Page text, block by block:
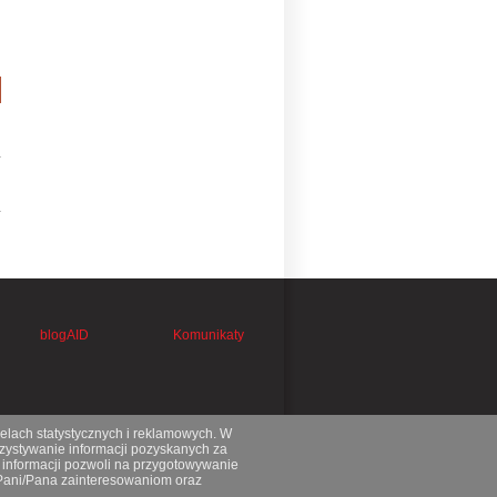
blogAID Komunikaty
statystycznych i reklamowych. W
informacji pozyskanych za
pozwoli na przygotowywanie
Pana zainteresowaniom oraz